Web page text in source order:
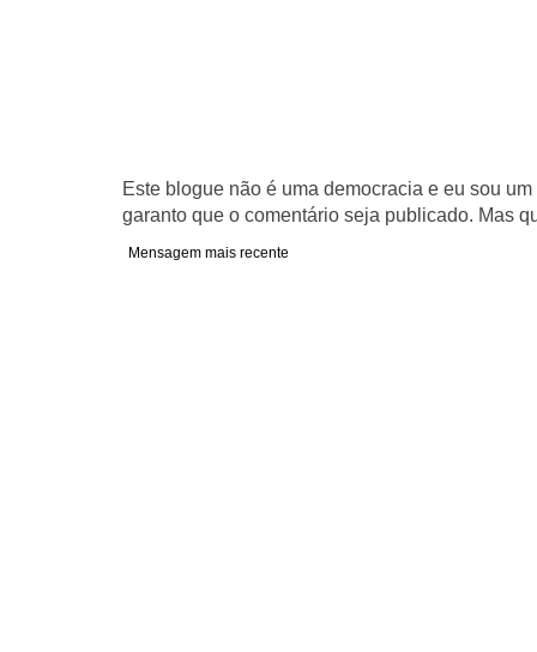
Este blogue não é uma democracia e eu sou
garanto que o comentário seja publicado. Mas
Mensagem mais recente